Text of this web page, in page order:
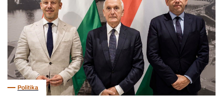
Politika